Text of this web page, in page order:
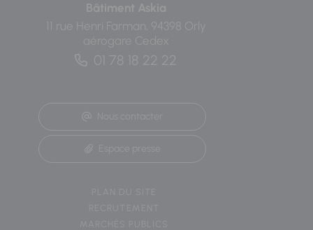
Bâtiment Askia
11 rue Henri Farman, 94398 Orly
aérogare Cedex
01 78 18 22 22
Nous contacter
Espace presse
PLAN DU SITE
RECRUTEMENT
MARCHÉS PUBLICS